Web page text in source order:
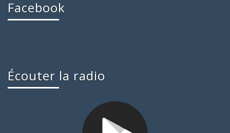
Facebook
Écouter la radio